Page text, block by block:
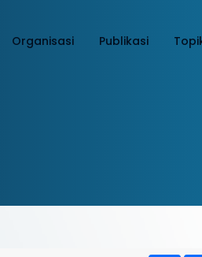
Organisasi Publikasi